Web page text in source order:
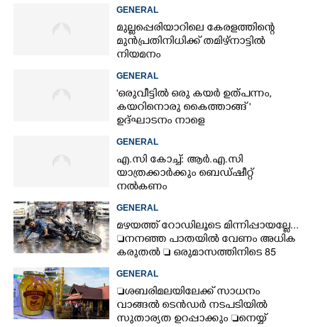
GENERAL
മുല്ലപ്പെരിയാറിലെ കേരളത്തിന്റെ
മുൻപ്രതിനിധിക്ക് തമിഴ്നാട്ടിൽ
നിയമനം
GENERAL
'ഒരുവീട്ടിൽ ഒരു കയർ ഉത്പന്നം,
കയറിനൊരു കൈത്താങ്ങ് '
ഉദ്ഘാടനം നാളെ
GENERAL
എ.സി കോച്ച്: ആർ.എ.സി
യാത്രക്കാർക്കും ബെഡ്ഷീറ്റ്
നൽകണം
GENERAL
മഴയത്ത് റോഡിലൂടെ മിന്നിപ്പായല്ലേ...
നനഞ്ഞ പാതയിൽ വേണം അധിക
കരുതൽ  ഒരുമാസത്തിനിടെ 85
GENERAL
ശബരിമലയിലേക്ക് സാധനം
വാങ്ങൽ ടെൻ‌ഡർ നടപടിയിൽ
സുതാര്യത ഉറപ്പാക്കും നെയ്യ്